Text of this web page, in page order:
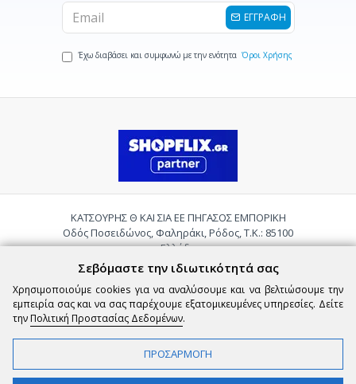
ΕΓΓΡΑΦΗ
Έχω διαβάσει και συμφωνώ με την ενότητα Όροι Χρήσης
ΚΑΤΣΟΥΡΗΣ Θ ΚΑΙ ΣΙΑ ΕΕ ΠΗΓΑΣΟΣ ΕΜΠΟΡΙΚΗ
Οδός Ποσειδώνος, Φαληράκι, Ρόδος, Τ.Κ.: 85100
Ελλάδα
Τηλ.:2241085059
Email:
pigasosemporiki@gmail.com
Σεβόμαστε την ιδιωτικότητά σας
Χρησιμοποιούμε cookies για να αναλύσουμε και να βελτιώσουμε την
εμπειρία σας και να σας παρέχουμε εξατομικευμένες υπηρεσίες. Δείτε
την Πολιτική Προστασίας Δεδομένων.
ΠΡΟΣΑΡΜΟΓΗ